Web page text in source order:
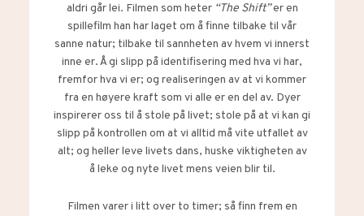
aldri går lei. Filmen som heter “The Shift”er en
spillefilm han har laget om å finne tilbake til vår
sanne natur; tilbake til sannheten av hvem vi innerst
inne er. Å gi slipp på identifisering med hva vi har,
fremfor hva vi er; og realiseringen av at vi kommer
fra en høyere kraft som vi alle er en del av. Dyer
inspirerer oss til å stole på livet; stole på at vi kan gi
slipp på kontrollen om at vi alltid må vite utfallet av
alt; og heller leve livets dans, huske viktigheten av
å leke og nyte livet mens veien blir til.
Filmen varer i litt over to timer; så finn frem en